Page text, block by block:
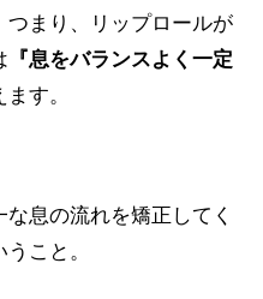
つまり、リップロールが
『息をバランスよく一定
す。
息の流れを矯正してく
こと。